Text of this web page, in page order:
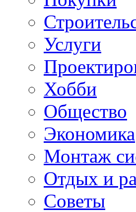
Услуги
Хобби
Общество
Экономика
Монтаж
Отдых и
Советы